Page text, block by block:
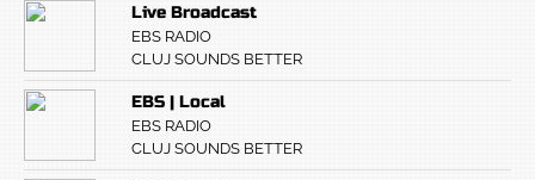
Live Broadcast
EBS RADIO
CLUJ SOUNDS BETTER
EBS | Local
EBS RADIO
CLUJ SOUNDS BETTER